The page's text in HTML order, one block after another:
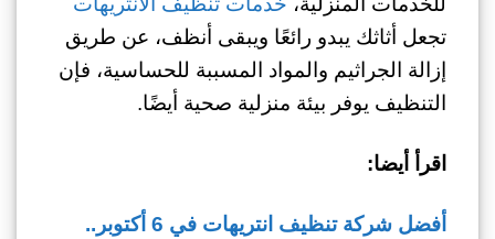
تجعل أثاثك يبدو رائعًا ويبقى أنظف، عن طريق
إزالة الجراثيم والمواد المسببة للحساسية، فإن
التنظيف يوفر بيئة منزلية صحية أيضًا.
اقرأ أيضا:
أفضل شركة تنظيف انتريهات في 6 أكتوبر..